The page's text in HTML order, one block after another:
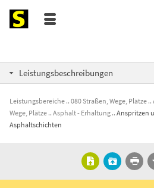
Leistungsbeschreibungen
Leistungsbereiche 080 Straßen, Wege, Plätze
Wege, Plätze
Asphalt - Erhaltung
Anspritzen
Asphaltschichten